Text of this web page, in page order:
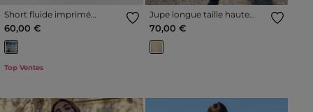
Short fluide imprimé
multicolore femme
60,00 €
Top Ventes
Jupe longue taille haute
beige femme
70,00 €